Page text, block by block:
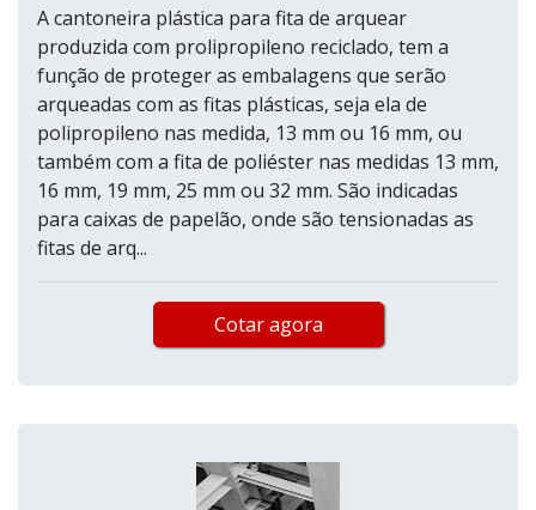
A cantoneira plástica para fita de arquear
produzida com prolipropileno reciclado, tem a
função de proteger as embalagens que serão
arqueadas com as fitas plásticas, seja ela de
polipropileno nas medida, 13 mm ou 16 mm, ou
também com a fita de poliéster nas medidas 13 mm,
16 mm, 19 mm, 25 mm ou 32 mm. São indicadas
para caixas de papelão, onde são tensionadas as
fitas de arq...
Cotar agora